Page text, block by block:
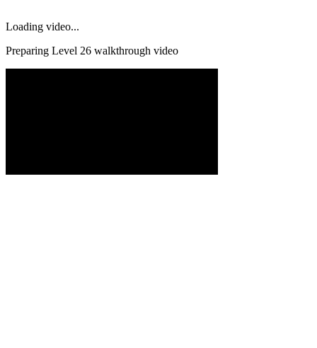
Loading video...
Preparing Level 26 walkthrough video